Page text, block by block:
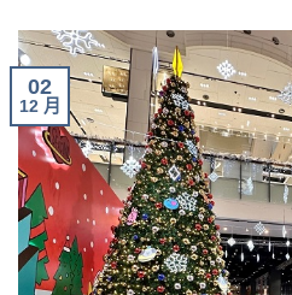
02
12 月